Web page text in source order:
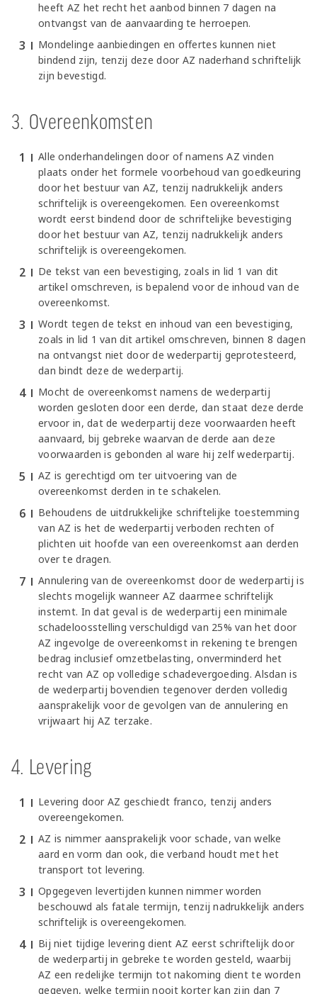
heeft AZ het recht het aanbod binnen 7 dagen na
ontvangst van de aanvaarding te herroepen.
Mondelinge aanbiedingen en offertes kunnen niet
bindend zijn, tenzij deze door AZ naderhand schriftelijk
zijn bevestigd.
3. Overeenkomsten
Alle onderhandelingen door of namens AZ vinden
plaats onder het formele voorbehoud van goedkeuring
door het bestuur van AZ, tenzij nadrukkelijk anders
schriftelijk is overeengekomen. Een overeenkomst
wordt eerst bindend door de schriftelijke bevestiging
door het bestuur van AZ, tenzij nadrukkelijk anders
schriftelijk is overeengekomen.
De tekst van een bevestiging, zoals in lid 1 van dit
artikel omschreven, is bepalend voor de inhoud van de
overeenkomst.
Wordt tegen de tekst en inhoud van een bevestiging,
zoals in lid 1 van dit artikel omschreven, binnen 8 dagen
na ontvangst niet door de wederpartij geprotesteerd,
dan bindt deze de wederpartij.
Mocht de overeenkomst namens de wederpartij
worden gesloten door een derde, dan staat deze derde
ervoor in, dat de wederpartij deze voorwaarden heeft
aanvaard, bij gebreke waarvan de derde aan deze
voorwaarden is gebonden al ware hij zelf wederpartij.
AZ is gerechtigd om ter uitvoering van de
overeenkomst derden in te schakelen.
Behoudens de uitdrukkelijke schriftelijke toestemming
van AZ is het de wederpartij verboden rechten of
plichten uit hoofde van een overeenkomst aan derden
over te dragen.
Annulering van de overeenkomst door de wederpartij is
slechts mogelijk wanneer AZ daarmee schriftelijk
instemt. In dat geval is de wederpartij een minimale
schadeloosstelling verschuldigd van 25% van het door
AZ ingevolge de overeenkomst in rekening te brengen
bedrag inclusief omzetbelasting, onverminderd het
recht van AZ op volledige schadevergoeding. Alsdan is
de wederpartij bovendien tegenover derden volledig
aansprakelijk voor de gevolgen van de annulering en
vrijwaart hij AZ terzake.
4. Levering
Levering door AZ geschiedt franco, tenzij anders
overeengekomen.
AZ is nimmer aansprakelijk voor schade, van welke
aard en vorm dan ook, die verband houdt met het
transport tot levering.
Opgegeven levertijden kunnen nimmer worden
beschouwd als fatale termijn, tenzij nadrukkelijk anders
schriftelijk is overeengekomen.
Bij niet tijdige levering dient AZ eerst schriftelijk door
de wederpartij in gebreke te worden gesteld, waarbij
AZ een redelijke termijn tot nakoming dient te worden
gegeven, welke termijn nooit korter kan zijn dan 7